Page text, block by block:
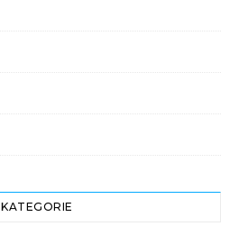
KATEGORIE